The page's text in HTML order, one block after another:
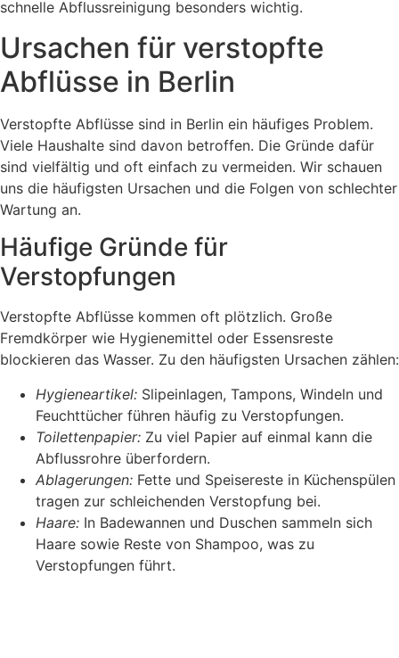
schnelle Abflussreinigung besonders wichtig.
Ursachen für verstopfte
Abflüsse in Berlin
Verstopfte Abflüsse sind in Berlin ein häufiges Problem.
Viele Haushalte sind davon betroffen. Die Gründe dafür
sind vielfältig und oft einfach zu vermeiden. Wir schauen
uns die häufigsten Ursachen und die Folgen von schlechter
Wartung an.
Häufige Gründe für
Verstopfungen
Verstopfte Abflüsse kommen oft plötzlich. Große
Fremdkörper wie Hygienemittel oder Essensreste
blockieren das Wasser. Zu den häufigsten Ursachen zählen:
Hygieneartikel: Slipeinlagen, Tampons, Windeln und
Feuchttücher führen häufig zu Verstopfungen.
Toilettenpapier: Zu viel Papier auf einmal kann die
Abflussrohre überfordern.
Ablagerungen: Fette und Speisereste in Küchenspülen
tragen zur schleichenden Verstopfung bei.
Haare: In Badewannen und Duschen sammeln sich
Haare sowie Reste von Shampoo, was zu
Verstopfungen führt.